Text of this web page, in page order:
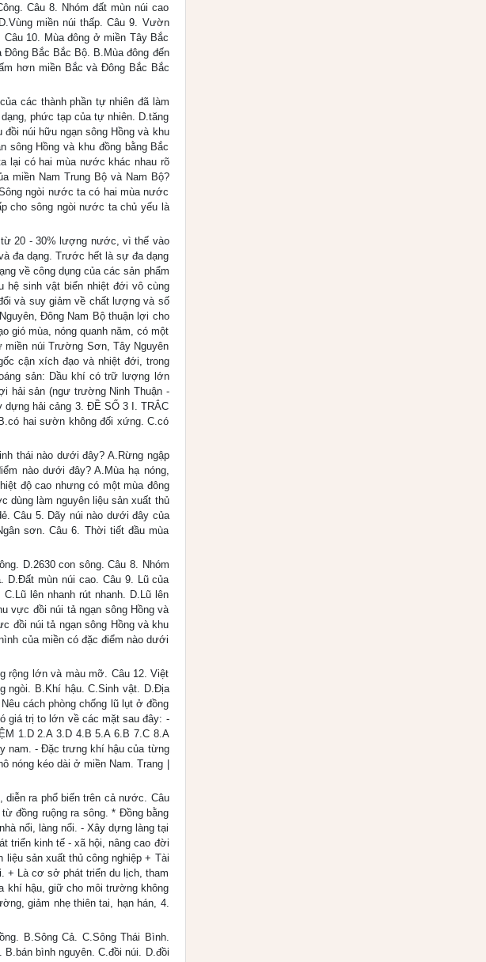
Câu 8. Nhóm đất mùn núi cao
miền núi thấp. Câu 9. Vườn
10. Mùa đông ở miền Tây Bắc
Bắc Bắc Bộ. B.Mùa đông đến
hơn miền Bắc và Đông Bắc Bắc
các thành phần tự nhiên đã làm
phức tạp của tự nhiên. D.tăng
núi hữu ngạn sông Hồng và khu
sông Hồng và khu đồng bằng Bắc
lại có hai mùa nước khác nhau rõ
miền Nam Trung Bộ và Nam Bộ?
ngòi nước ta có hai mùa nước
cho sông ngòi nước ta chủ yếu là
20 - 30% lượng nước, vì thế vào
đa dạng. Trước hết là sự đa dạng
về công dụng của các sản phẩm
hệ sinh vật biển nhiệt đới vô cùng
và suy giảm về chất lượng và số
Đông Nam Bộ thuận lợi cho
gió mùa, nóng quanh năm, có một
miền núi Trường Sơn, Tây Nguyên
cận xích đạo và nhiệt đới, trong
sản: Dầu khí có trữ lượng lớn
hải sản (ngư trường Ninh Thuận -
dựng hải cảng 3. ĐỀ SỐ 3 I. TRẮC
hai sườn không đối xứng. C.có
thái nào dưới đây? A.Rừng ngập
nào dưới đây? A.Mùa hạ nóng,
độ cao nhưng có một mùa đông
dùng làm nguyên liệu sản xuất thủ
Câu 5. Dãy núi nào dưới đây của
sơn. Câu 6. Thời tiết đầu mùa
D.2630 con sông. Câu 8. Nhóm
mùn núi cao. Câu 9. Lũ của
lên nhanh rút nhanh. D.Lũ lên
vực đồi núi tả ngạn sông Hồng và
đồi núi tả ngạn sông Hồng và khu
của miền có đặc điểm nào dưới
rộng lớn và màu mỡ. Câu 12. Việt
ngòi. B.Khí hậu. C.Sinh vật. D.Địa
cách phòng chống lũ lụt ở đồng
giá trị to lớn về các mặt sau đây: -
1.D 2.A 3.D 4.B 5.A 6.B 7.C 8.A
nam. - Đặc trưng khí hậu của từng
nóng kéo dài ở miền Nam. Trang |
diễn ra phổ biến trên cả nước. Câu
đồng ruộng ra sông. * Đồng bằng
nổi, làng nổi. - Xây dựng làng tại
triển kinh tế - xã hội, nâng cao đời
sản xuất thủ công nghiệp + Tài
+ Là cơ sở phát triển du lịch, tham
khí hậu, giữ cho môi trường không
giảm nhẹ thiên tai, hạn hán, 4.
B.Sông Cả. C.Sông Thái Bình.
bình nguyên. C.đồi núi. D.đồi